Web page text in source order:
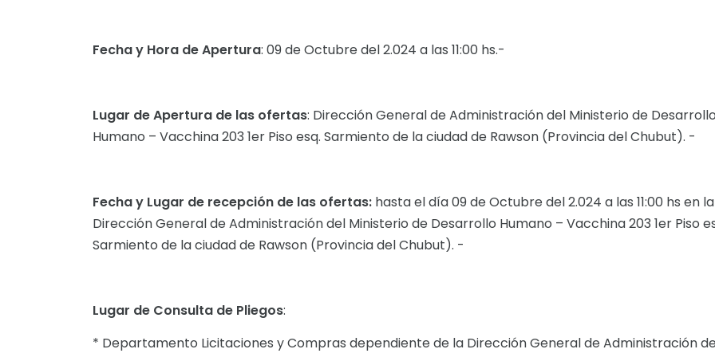
Fecha y Hora de Apertura: 09 de Octubre del 2.024 a las 11:00 hs.-
Lugar de Apertura de las ofertas: Dirección General de Administración del Ministerio de Desarrollo
Humano – Vacchina 203 1er Piso esq. Sarmiento de la ciudad de Rawson (Provincia del Chubut). -
Fecha y Lugar de recepción de las ofertas: hasta el día 09 de Octubre del 2.024 a las 11:00 hs en la
Dirección General de Administración del Ministerio de Desarrollo Humano – Vacchina 203 1er Piso
Sarmiento de la ciudad de Rawson (Provincia del Chubut). -
Lugar de Consulta de Pliegos:
* Departamento Licitaciones y Compras dependiente de la Dirección General de Administración